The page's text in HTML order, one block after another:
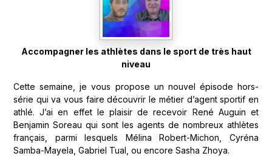
Accompagner les athlètes dans le sport de très haut
niveau
Cette semaine, je vous propose un nouvel épisode hors-
série qui va vous faire découvrir le métier d’agent sportif en
athlé. J’ai en effet le plaisir de recevoir René Auguin et
Benjamin Soreau qui sont les agents de nombreux athlètes
français, parmi lesquels Mélina Robert-Michon, Cyréna
Samba-Mayela, Gabriel Tual, ou encore Sasha Zhoya.